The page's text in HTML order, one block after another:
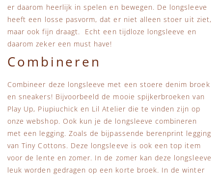
er daarom heerlijk in spelen en bewegen. De longsleeve
heeft een losse pasvorm, dat er niet alleen stoer uit ziet,
maar ook fijn draagt. Echt een tijdloze longsleeve en
daarom zeker een must have!
Combineren
Combineer deze longsleeve met een stoere denim broek
en sneakers! Bijvoorbeeld de mooie spijkerbroeken van
Play Up, Piupiuchick en Lil Atelier die te vinden zijn op
onze webshop. Ook kun je de longsleeve combineren
met een legging. Zoals de bijpassende berenprint legging
van Tiny Cottons. Deze longsleeve is ook een top item
voor de lente en zomer. In de zomer kan deze longsleeve
leuk worden gedragen op een korte broek. In de winter